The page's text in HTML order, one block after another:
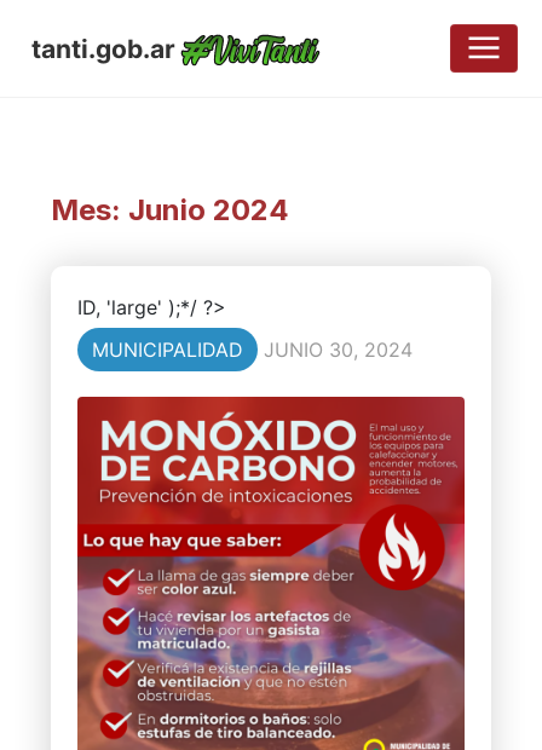
tanti.gob.ar
Mes: Junio 2024
ID, 'large' );*/ ?>
MUNICIPALIDAD
JUNIO 30, 2024